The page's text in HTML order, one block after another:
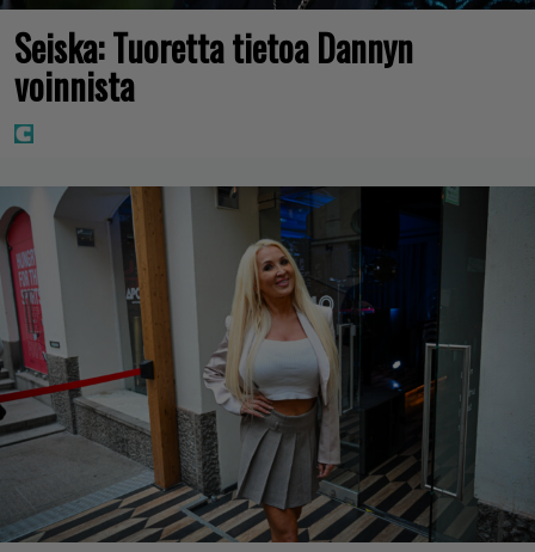
Seiska: Tuoretta tietoa Dannyn
voinnista